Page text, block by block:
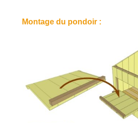
Montage du pondoir :